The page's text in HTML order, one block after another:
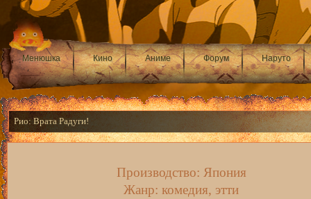
Менюшка Кино Аниме Форум Наруто
Рио: Врата Радуги!
Производство: Япония
Жанр: комедия, этти